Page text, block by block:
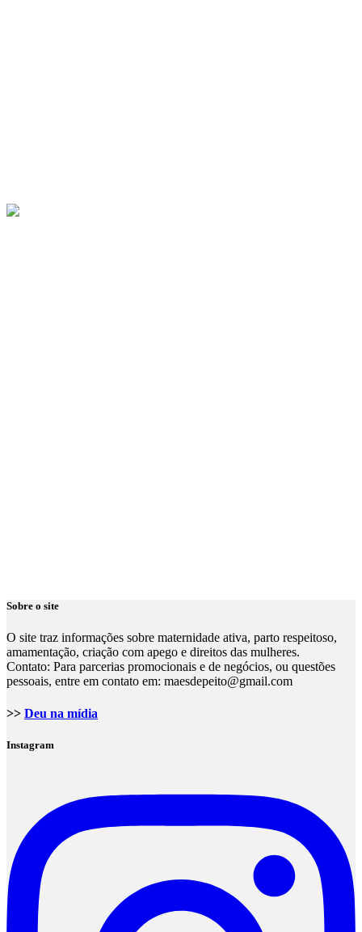
Sobre o site
O site traz informações sobre maternidade ativa, parto respeitoso,
amamentação, criação com apego e direitos das mulheres.
Contato: Para parcerias promocionais e de negócios, ou questões
pessoais, entre em contato em: maesdepeito@gmail.com
>> Deu na mídia
Instagram